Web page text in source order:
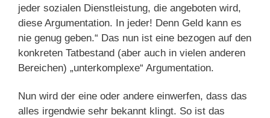
jeder sozialen Dienstleistung, die angeboten wird,
diese Argumentation. In jeder! Denn Geld kann es
nie genug geben.“ Das nun ist eine bezogen auf den
konkreten Tatbestand (aber auch in vielen anderen
Bereichen) „unterkomplexe“ Argumentation.
Nun wird der eine oder andere einwerfen, dass das
alles irgendwie sehr bekannt klingt. So ist das